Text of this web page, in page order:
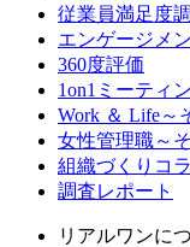
従業員満足度
エンゲージメ
360度評価
1on1ミーティ
Work ＆ Life～
女性管理職～
組織づくりコ
調査レポート
リアルワンに